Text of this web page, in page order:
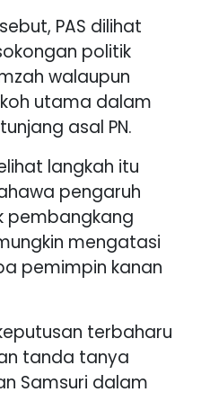
PAS dilihat
politik
walaupun
utama dalam
asal PN.
langkah itu
pengaruh
pembangkang
mengatasi
pemimpin kanan
terbaharu
tanda tanya
Samsuri dalam